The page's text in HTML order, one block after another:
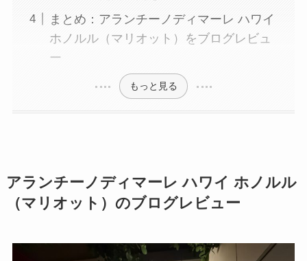
まとめ：アランチーノディマーレ ハワイ
ホノルル（マリオット）をブログレビュ
ー
もっと見る
アランチーノディマーレ ハワイ ホノルル
（マリオット）のブログレビュー